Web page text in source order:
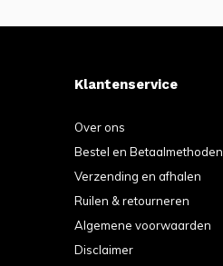
Klantenservice
Over ons
Bestel en Betaalmethoden
Verzending en afhalen
Ruilen & retourneren
Algemene voorwaarden
Disclaimer